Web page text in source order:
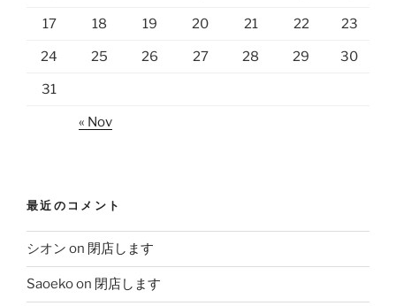
17 18 19 20 21 22 23
24 25 26 27 28 29 30
31
« Nov
最近のコメント
シオン on 閉店します
Saoekoon 閉店します